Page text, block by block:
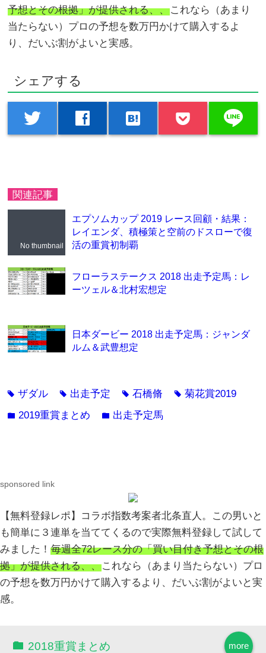
予想とその根拠」が提供される、、これなら（あまり
当たらない）プロの予想を数万円かけて購入するよ
り、だいぶ割がよいと実感。
シェアする
twitter facebook hatenabookmark line
関連記事
No thumbnail
エプソムカップ 2019 レース回顧・結果：
レイエンダ、積極策と空前のドスローで復
活の重賞初制覇
フローラステークス 2018 出走予定馬：レ
ーツェル＆北村宏想定
日本ダービー 2018 出走予定馬：ジャンダ
ルム＆武豊想定
tagザダル tag 出走予定 tag石橋脩 tag菊花賞2019
folder 2019重賞まとめ folder 出走予定馬
sponsored link
【無料登録レポ】コラボ指数考案者北条直人。この男いと
も簡単に３連単を当ててくるので実際無料登録して試して
みました！ 毎週全72レース分の「買い目付き予想とその根
拠」が提供される、、これなら（あまり当たらない）プロ
の予想を数万円かけて購入するより、だいぶ割がよいと実
感。
more
2018重賞まとめ